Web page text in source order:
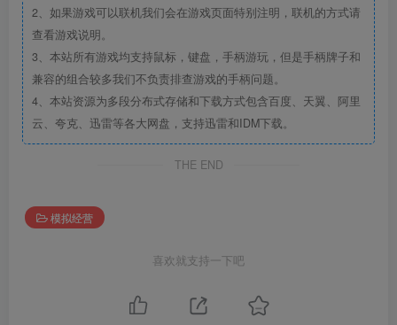
2、如果游戏可以联机我们会在游戏页面特别注明，联机的方式请
查看游戏说明。
3、本站所有游戏均支持鼠标，键盘，手柄游玩，但是手柄牌子和
兼容的组合较多我们不负责排查游戏的手柄问题。
4、本站资源为多段分布式存储和下载方式包含百度、天翼、阿里
云、夸克、迅雷等各大网盘，支持迅雷和IDM下载。
THE END
模拟经营
喜欢就支持一下吧